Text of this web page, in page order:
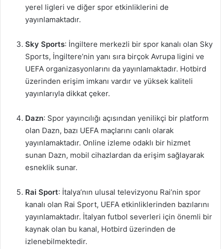
yerel ligleri ve diğer spor etkinliklerini de
yayınlamaktadır.
Sky Sports: İngiltere merkezli bir spor kanalı olan Sky
Sports, İngiltere’nin yanı sıra birçok Avrupa ligini ve
UEFA organizasyonlarını da yayınlamaktadır. Hotbird
üzerinden erişim imkanı vardır ve yüksek kaliteli
yayınlarıyla dikkat çeker.
Dazn: Spor yayıncılığı açısından yenilikçi bir platform
olan Dazn, bazı UEFA maçlarını canlı olarak
yayınlamaktadır. Online izleme odaklı bir hizmet
sunan Dazn, mobil cihazlardan da erişim sağlayarak
esneklik sunar.
Rai Sport: İtalya’nın ulusal televizyonu Rai’nin spor
kanalı olan Rai Sport, UEFA etkinliklerinden bazılarını
yayınlamaktadır. İtalyan futbol severleri için önemli bir
kaynak olan bu kanal, Hotbird üzerinden de
izlenebilmektedir.